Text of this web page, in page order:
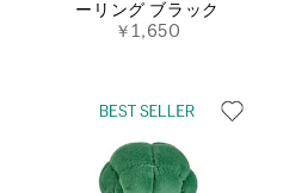
ーリング ブラック
￥1,650